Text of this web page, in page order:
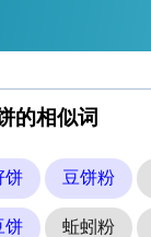
的相似词
饼 豆饼粉
饼 蚯蚓粉